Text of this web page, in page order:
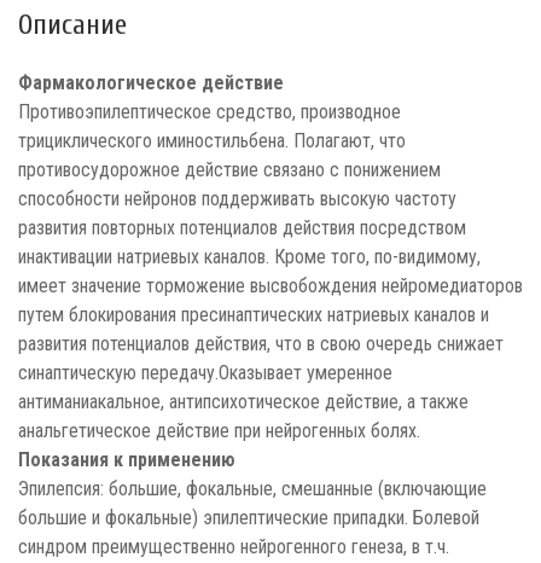
Описание
Фармакологическое действие
Противоэпилептическое средство, производное
трициклического иминостильбена. Полагают, что
противосудорожное действие связано с понижением
способности нейронов поддерживать высокую частоту
развития повторных потенциалов действия посредством
инактивации натриевых каналов. Кроме того, по-видимому,
имеет значение торможение высвобождения нейромедиаторов
путем блокирования пресинаптических натриевых каналов и
развития потенциалов действия, что в свою очередь снижает
синаптическую передачу.Оказывает умеренное
антиманиакальное, антипсихотическое действие, а также
анальгетическое действие при нейрогенных болях.
Показания к применению
Эпилепсия: большие, фокальные, смешанные (включающие
большие и фокальные) эпилептические припадки. Болевой
синдром преимущественно нейрогенного генеза, в т.ч.